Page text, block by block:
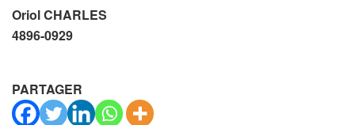
Oriol CHARLES
4896-0929
PARTAGER